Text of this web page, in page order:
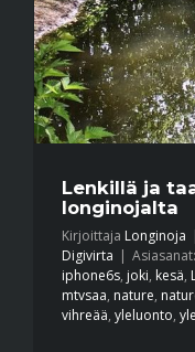
Lenkillä ja
longinojalta
Kirjoittaja Longinoja
Digivirta
Asiasanat:
iphone6s, joki, kesä,
mtvsaa, nature,
vihreää, yleluonto,